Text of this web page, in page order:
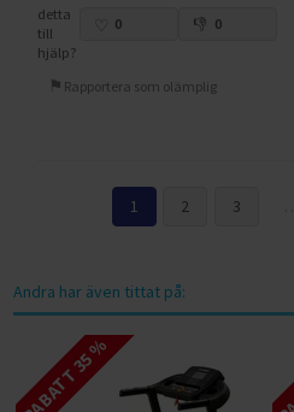
detta
till
hjälp?
0 0
Rapportera som olämplig
1 2 3
Andra har även tittat på:
RABATT 35 %